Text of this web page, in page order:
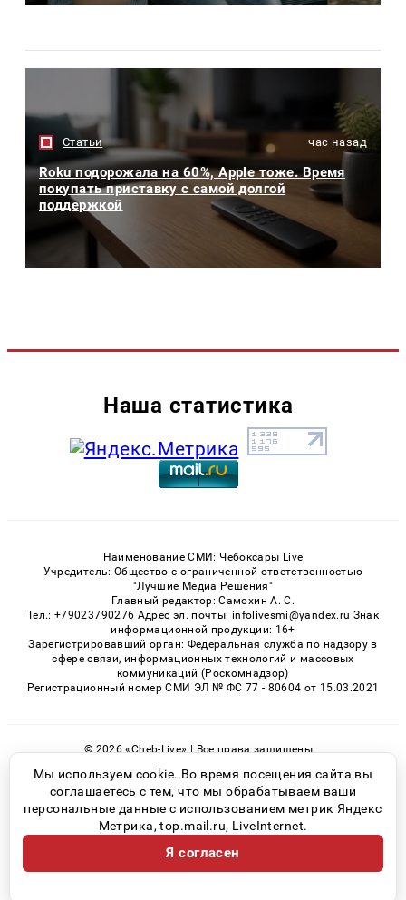
Статьи час назад
Roku подорожала на 60%, Apple тоже. Время
покупать приставку с самой долгой
поддержкой
Наша статистика
Наименование СМИ: Чебоксары Live
Учредитель: Общество с ограниченной ответственностью
"Лучшие Медиа Решения"
Главный редактор: Самохин А. С.
Тел.: +79023790276 Адрес эл. почты: infolivesmi@yandex.ru Знак
информационной продукции: 16+
Зарегистрировавший орган: Федеральная служба по надзору в
сфере связи, информационных технологий и массовых
коммуникаций (Роскомнадзор)
Регистрационный номер СМИ ЭЛ № ФС 77 - 80604 от 15.03.2021
© 2026 «Cheb-Live» | Все права защищены
Возрастная категория сайта 16+
Политика конфиденциальности
Мы используем cookie. Во время посещения сайта вы
соглашаетесь с тем, что мы обрабатываем ваши
персональные данные с использованием метрик Яндекс
Метрика, top.mail.ru, LiveInternet.
Я согласен